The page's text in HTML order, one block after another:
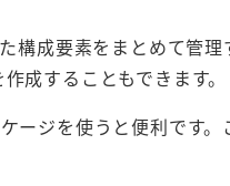
構成要素をまとめて管
成することもできます。
ージを使うと便利です